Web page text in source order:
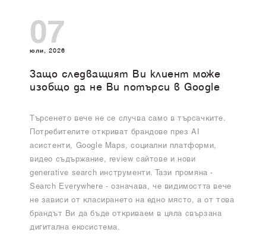
07
юли, 2026
Защо следващият Ви клиент може
изобщо да не Ви потърси в Google
Търсенето вече не се случва само в търсачките.
Потребителите откриват брандове през AI
асистенти, Google Maps, социални платформи,
видео съдържание, review сайтове и нови
generative search инструменти. Тази промяна -
Search Everywhere - означава, че видимостта вече
не зависи от класирането на едно място, а от това
брандът Ви да бъде откриваем в цяла свързана
дигитална екосистема.